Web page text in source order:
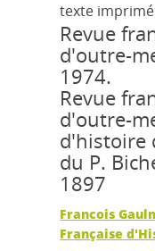
texte imprimé
Revue
d'outre-
1974.
Revue
d'outre-
d'histoire
du P.
1897
Francois
Française